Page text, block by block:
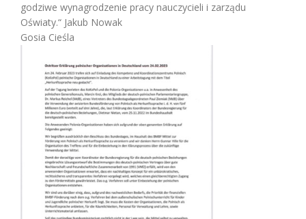
godziwe wynagrodzenie pracy nauczycieli i zarządu
Oświaty.“ Jakub Nowak
Gosia Cieśla